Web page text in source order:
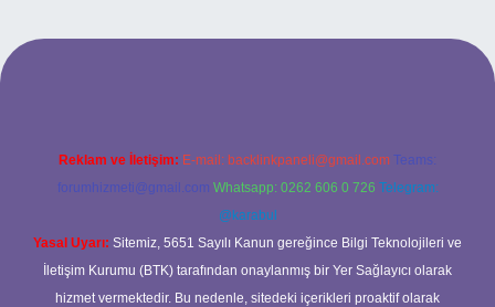
yeni giriş adresi
Reklam ve İletişim: E-mail: backlinkpaneli@gmail.com Teams:
forumhizmeti@gmail.com Whatsapp: 0262 606 0 726 Telegram:
@karabul
Yasal Uyarı: Sitemiz, 5651 Sayılı Kanun gereğince Bilgi Teknolojileri ve
İletişim Kurumu (BTK) tarafından onaylanmış bir Yer Sağlayıcı olarak
hizmet vermektedir. Bu nedenle, sitedeki içerikleri proaktif olarak